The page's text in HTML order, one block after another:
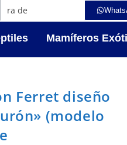
Mamíferos
Ferret diseño
(modelo